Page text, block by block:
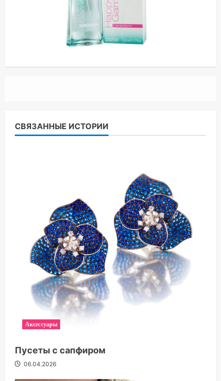
СВЯЗАННЫЕ ИСТОРИИ
Аксессуары
Пусеты с сапфиром
06.04.2026